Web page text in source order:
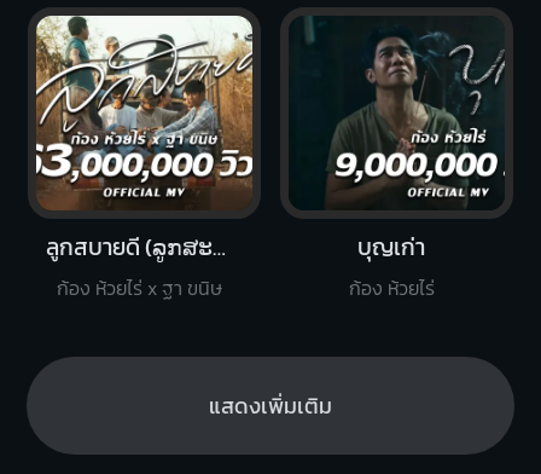
ลูกสบายดี (ລູກ​ສະ​ບາຍ​ດີ)
ก้อง ห้วยไร่ x ฐา ขนิษ
บุญเก่า
ก้อง ห้วยไร่
แสดงเพิ่มเติม